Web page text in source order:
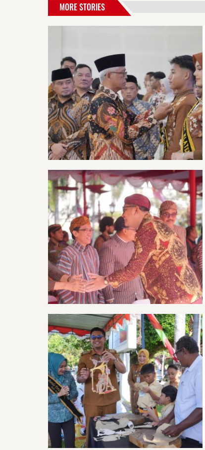
MORE STORIES